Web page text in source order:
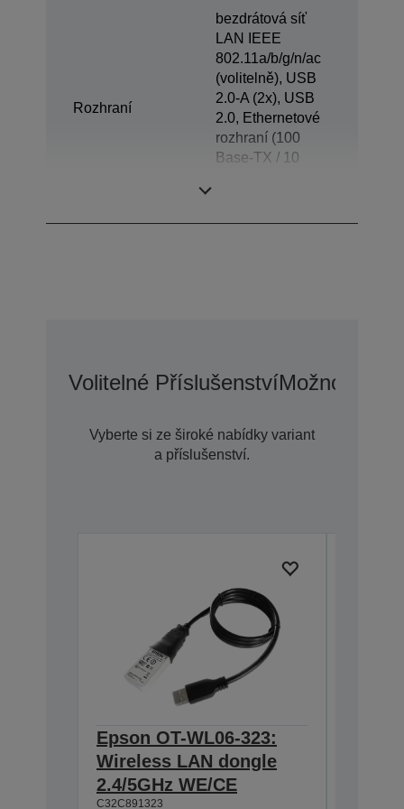
Rozhraní
bezdrátová síť
LAN IEEE
802.11a/b/g/n/ac
(volitelně), USB
2.0-A (2x), USB
2.0, Ethernetové
rozhraní (100
Base-TX / 10
Volitelné PříslušenstvíMožnosti
Vyberte si ze široké nabídky variant
a příslušenství.
Epson OT-WL06-323:
Wireless LAN dongle
2.4/5GHz WE/CE
C32C891323